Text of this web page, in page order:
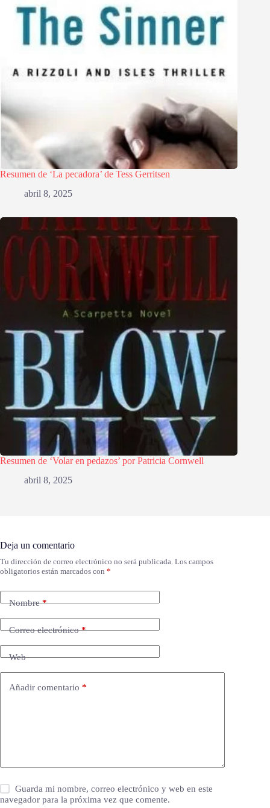
Resumen de ‘La pecadora’ de Tess Gerritsen
abril 8, 2025
Resumen de ‘Volar en pedazos’ por Patricia Cornwell
abril 8, 2025
Deja un comentario
Tu dirección de correo electrónico no será publicada. Los campos
obligatorios están marcados con *
Nombre*
Correo electrónico*
Web
Añadir comentario *
Guarda mi nombre, correo electrónico y web en este
navegador para la próxima vez que comente.